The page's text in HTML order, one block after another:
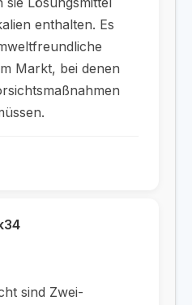
enthalten. Es
Markt, bei denen
sind Zwei-